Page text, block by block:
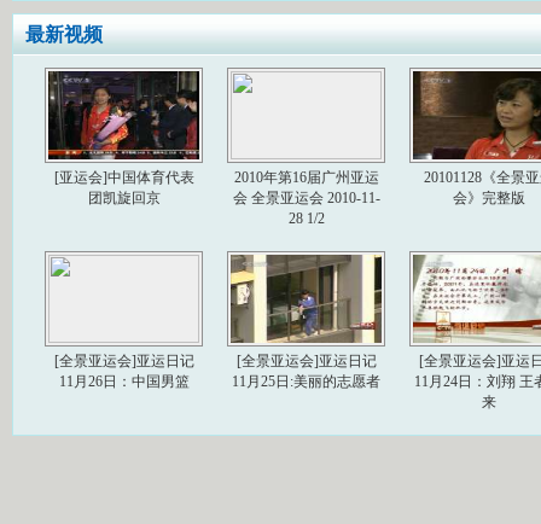
最新视频
[亚运会]中国体育代表
团凯旋回京
2010年第16届广州亚运
会 全景亚运会 2010-11-
28 1/2
20101128《全景
会》完整版
[全景亚运会]亚运日记
11月26日：中国男篮
[全景亚运会]亚运日记
11月25日:美丽的志愿者
[全景亚运会]亚运
11月24日：刘翔 王
来